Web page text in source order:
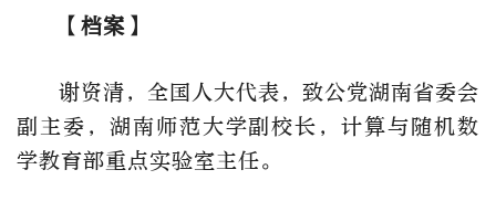
【档案】
谢资清，全国人大代表，致公党湖南省委会
副主委，湖南师范大学副校长，计算与随机数
学教育部重点实验室主任。